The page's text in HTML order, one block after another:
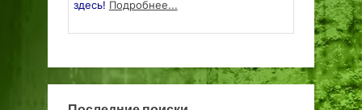
здесь! Подробнее...